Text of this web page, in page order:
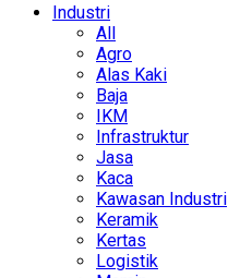
Industri
All
Agro
Alas Kaki
Baja
IKM
Infrastruktur
Jasa
Kaca
Kawasan Industri
Keramik
Kertas
Logistik